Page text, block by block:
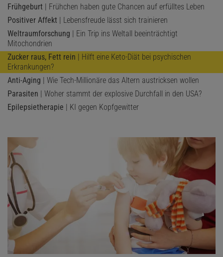
Frühgeburt | Frühchen haben gute Chancen auf erfülltes Leben
Positiver Affekt | Lebensfreude lässt sich trainieren
Weltraumforschung | Ein Trip ins Weltall beeinträchtigt
Mitochondrien
Zucker raus, Fett rein | Hilft eine Keto-Diät bei psychischen
Erkrankungen?
Anti-Aging | Wie Tech-Millionäre das Altern austricksen wollen
Parasiten | Woher stammt der explosive Durchfall in den USA?
Epilepsietherapie | KI gegen Kopfgewitter